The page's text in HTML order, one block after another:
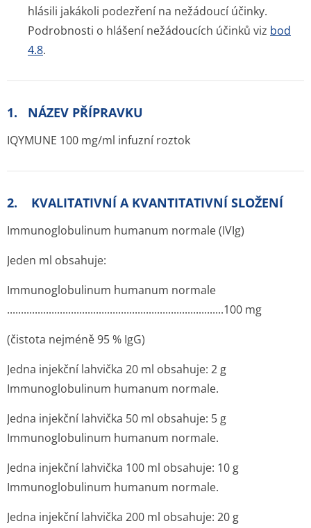
hlásili jakákoli podezření na nežádoucí účinky.
Podrobnosti o hlášení nežádoucích účinků viz bod
4.8.
1. NÁZEV PŘÍPRAVKU
IQYMUNE 100 mg/ml infuzní roztok
2. KVALITATIVNÍ A KVANTITATIVNÍ SLOŽENÍ
Immunoglobulinum humanum normale (IVIg)
Jeden ml obsahuje:
Immunoglobulinum humanum normale
.............­.............­.............­.............­.............­.............100 mg
(čistota nejméně 95 % IgG)
Jedna injekční lahvička 20 ml obsahuje: 2 g
Immunoglobulinum humanum normale.
Jedna injekční lahvička 50 ml obsahuje: 5 g
Immunoglobulinum humanum normale.
Jedna injekční lahvička 100 ml obsahuje: 10 g
Immunoglobulinum humanum normale.
Jedna injekční lahvička 200 ml obsahuje: 20 g